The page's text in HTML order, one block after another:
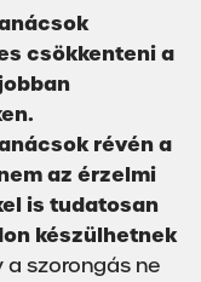
csökkenteni a
révén a
az érzelmi
is tudatosan
készülhetnek
a szorongás ne